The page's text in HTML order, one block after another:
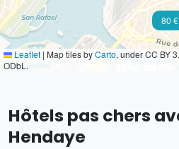
80 €
Leaflet | Map tiles byCarto, under CC BY
ODbL.
Hôtels pas chers
Hendaye